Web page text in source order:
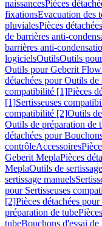
naissancesPièces
fixationsEvacuation des
pluvialesPièces
de barrières anti-
barrières anti-
logicielsOutilsOutils
Outils pour Geberit
détachées pour Outils de
compatibilité [1]Pièces
[1]Sertisseuses
compatibilité [2]Outils
Outils de préparation de
détachées pour
contrôleAccessoires
Geberit MeplaPièces
MeplaOutils de
sertissage manuels
pour Sertisseuses
[2]Pièces détachées
préparation de tube
tubeBouchons d'essai de